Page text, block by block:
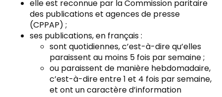
elle est reconnue par la Commission paritaire
des publications et agences de presse
(CPPAP) ;
ses publications, en français :
sont quotidiennes, c’est-à-dire qu’elles
paraissent au moins 5 fois par semaine ;
ou paraissent de manière hebdomadaire,
c’est-à-dire entre 1 et 4 fois par semaine,
et ont un caractère d’information